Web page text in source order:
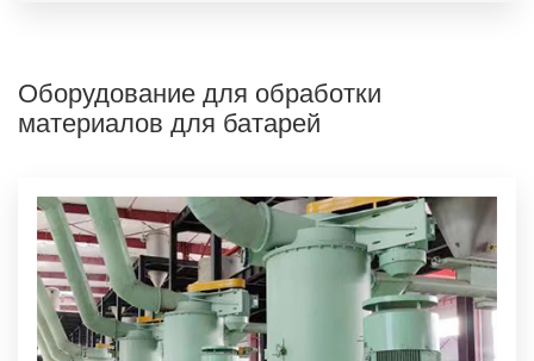
Оборудование для обработки
материалов для батарей